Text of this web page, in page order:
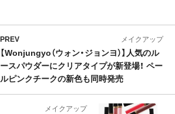
PREV メイクアップ
【Wonjungyo（ウォン・ジョンヨ）】人気のル
ースパウダーにクリアタイプが新登場！ ペー
ルピンクチークの新色も同時発売
メイクアップ